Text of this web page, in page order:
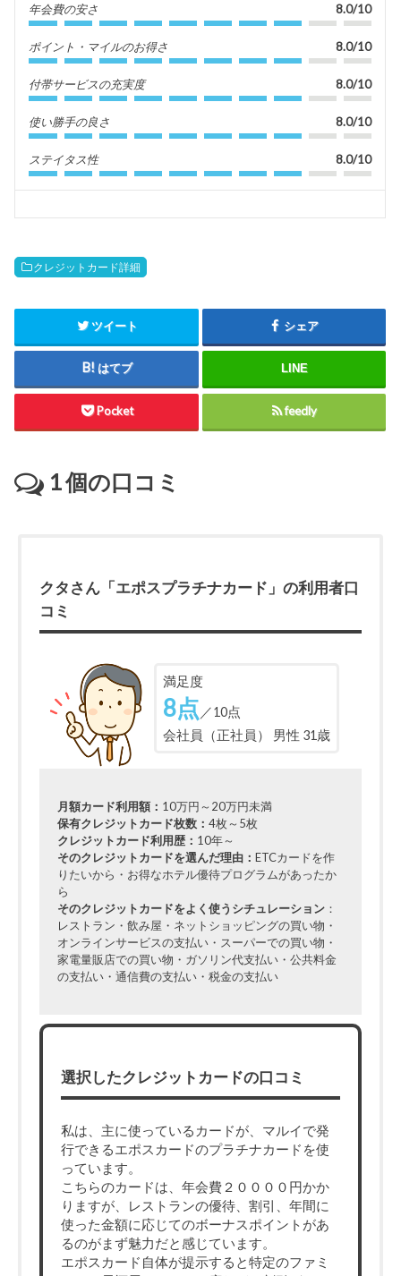
年会費の安さ 8.0/10
ポイント・マイルのお得さ 8.0/10
付帯サービスの充実度 8.0/10
使い勝手の良さ 8.0/10
ステイタス性 8.0/10
クレジットカード詳細
ツイート シェア
はてブ LINE
Pocket feedly
1個の口コミ
クタさん「エポスプラチナカード」の利用者口
コミ
満足度
8点 ／10点
会社員（正社員） 男性 31歳
月額カード利用額： 10万円～20万円未満
保有クレジットカード枚数：4枚～5枚
クレジットカード利用歴： 10年～
そのクレジットカードを選んだ理由：ETCカードを作
りたいから・お得なホテル優待プログラムがあったか
ら
そのクレジットカードをよく使うシチュレーション ：
レストラン・飲み屋・ネットショッピングの買い物・
オンラインサービスの支払い・スーパーでの買い物・
家電量販店での買い物・ガソリン代支払い・公共料金
の支払い・通信費の支払い・税金の支払い
選択したクレジットカードの口コミ
私は、主に使っているカードが、マルイで発
行できるエポスカードのプラチナカードを使
っています。
こちらのカードは、年会費２００００円かか
りますが、レストランの優待、割引、年間に
使った金額に応じてのボーナスポイントがあ
るのがまず魅力だと感じています。
エポスカード自体が提示すると特定のファミ